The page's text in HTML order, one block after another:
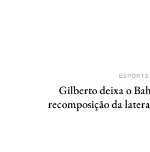
ESPORTE
Gilberto deixa o
recomposição da